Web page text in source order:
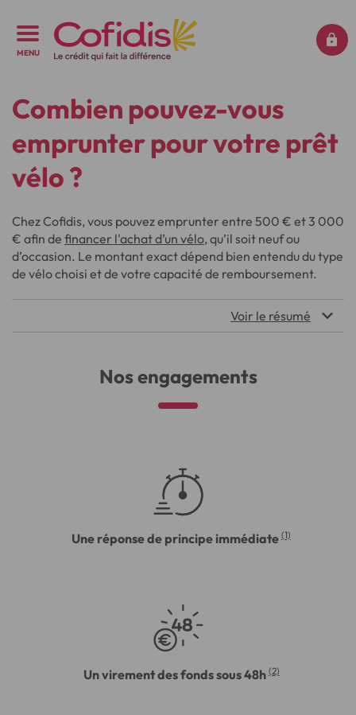
MENU
Combien pouvez-vous
emprunter pour votre prêt
vélo ?
Chez Cofidis, vous pouvez emprunter entre 500 € et 3 000
€ afin de financer l'achat d’un vélo, qu’il soit neuf ou
d’occasion. Le montant exact dépend bien entendu du type
de vélo choisi et de votre capacité de remboursement.
Voir le résumé
Nos engagements
Une réponse de principe immédiate (1)
Un virement des fonds sous 48h (2)